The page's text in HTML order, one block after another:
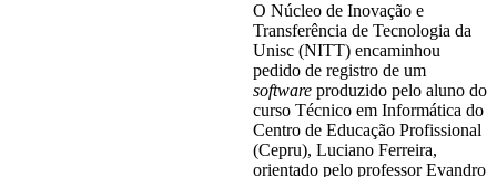
O Núcleo de Inovação e
Transferência de Tecnologia da
Unisc (NITT) encaminhou
pedido de registro de um
software produzido pelo aluno do
curso Técnico em Informática do
Centro de Educação Profissional
(Cepru), Luciano Ferreira,
orientado pelo professor Evandro